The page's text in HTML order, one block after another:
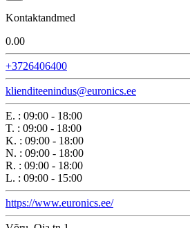
Kontaktandmed
0.00
+3726406400
klienditeenindus@euronics.ee
E. : 09:00 - 18:00
T. : 09:00 - 18:00
K. : 09:00 - 18:00
N. : 09:00 - 18:00
R. : 09:00 - 18:00
L. : 09:00 - 15:00
https://www.euronics.ee/